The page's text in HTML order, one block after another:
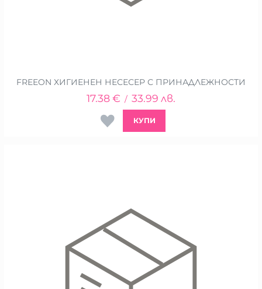
FREEON ХИГИЕНЕН НЕСЕСЕР С ПРИНАДЛЕЖНОСТИ
17.38€ / 33.99 лв.
КУПИ